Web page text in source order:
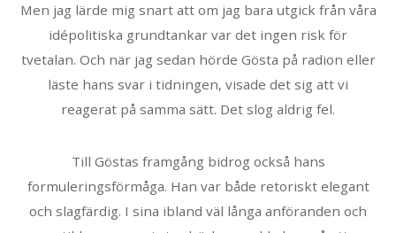
Men jag lärde mig snart att om jag bara utgick från våra
idépolitiska grundtankar var det ingen risk för
tvetalan. Och när jag sedan hörde Gösta på radion eller
läste hans svar i tidningen, visade det sig att vi
reagerat på samma sätt. Det slog aldrig fel.
Till Göstas framgång bidrog också hans
formuleringsförmåga. Han var både retoriskt elegant
och slagfärdig. I sina ibland väl långa anföranden och